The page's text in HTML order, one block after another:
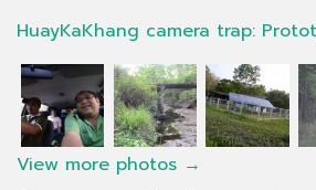
HuayKaKhang camera trap:
View more photos →